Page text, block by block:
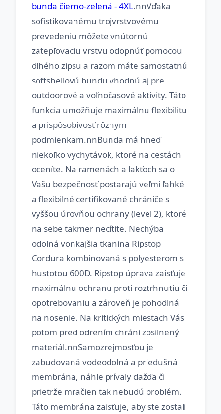
bunda čierno-zelená - 4XL.nnVďaka
sofistikovanému trojvrstvovému
prevedeniu môžete vnútornú
zatepľovaciu vrstvu odopnúť pomocou
dlhého zipsu a razom máte samostatnú
softshellovú bundu vhodnú aj pre
outdoorové a voľnočasové aktivity. Táto
funkcia umožňuje maximálnu flexibilitu
a prispôsobivosť rôznym
podmienkam.nnBunda má hneď
niekoľko vychytávok, ktoré na cestách
oceníte. Na ramenách a lakťoch sa o
Vašu bezpečnosť postarajú veľmi ľahké
a flexibilné certifikované chrániče s
vyššou úrovňou ochrany (level 2), ktoré
na sebe takmer necítite. Nechýba
odolná vonkajšia tkanina Ripstop
Cordura kombinovaná s polyesterom s
hustotou 600D. Ripstop úprava zaisťuje
maximálnu ochranu proti roztrhnutiu či
opotrebovaniu a zároveň je pohodlná
na nosenie. Na kritických miestach Vás
potom pred odrením chráni zosilnený
materiál.nnSamozrejmosťou je
zabudovaná vodeodolná a priedušná
membrána, náhle prívaly dažďa či
prietrže mračien tak nebudú problém.
Táto membrána zaisťuje, aby ste zostali